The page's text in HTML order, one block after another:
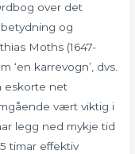
over det
og
Moths (1647-
‘en karrevogn’, dvs.
eskorte net
vært viktig i
legg ned mykje tid
timar effektiv